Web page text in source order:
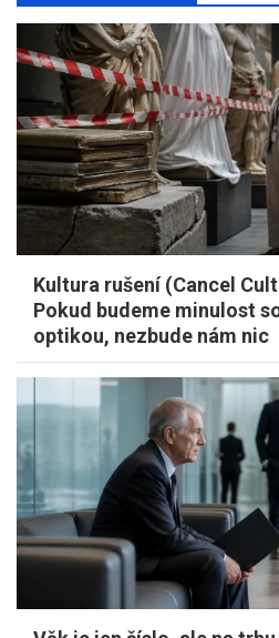
Kultura rušení (Cancel
Pokud budeme minulost
optikou, nezbude nám nic